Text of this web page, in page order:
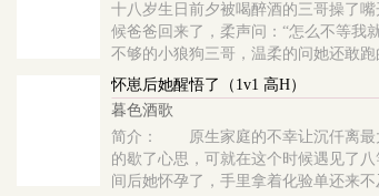
十八岁生日前夕被喝醉酒的三哥操
候爸爸回来了，柔声问：“怎么不等
不够的小狼狗三哥，温柔的问她还敢
怀崽后她醒悟了（1v1 高H）
暮色酒歌
简介： 原生家庭的不幸让沉仟离最
的歇了心思，可就在这个时候遇见
间后她怀孕了，手里拿着化验单还来